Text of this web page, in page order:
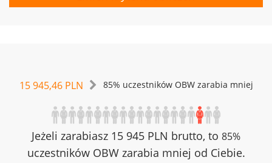
15 945,46 PLN 85% uczestników OBW zarabia mniej
Jeżeli zarabiasz 15 945 PLN brutto, to 85%
uczestników OBW zarabia mniej od Ciebie.